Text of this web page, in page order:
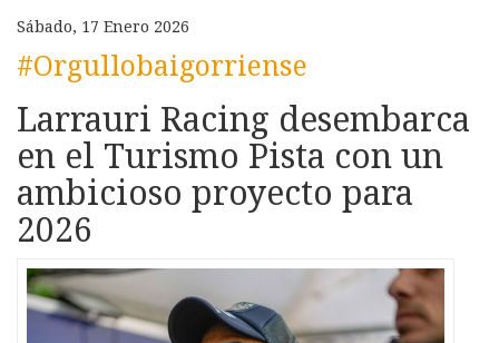
Sábado, 17 Enero 2026
#Orgullobaigorriense
Larrauri Racing desembarca
en el Turismo Pista con un
ambicioso proyecto para
2026